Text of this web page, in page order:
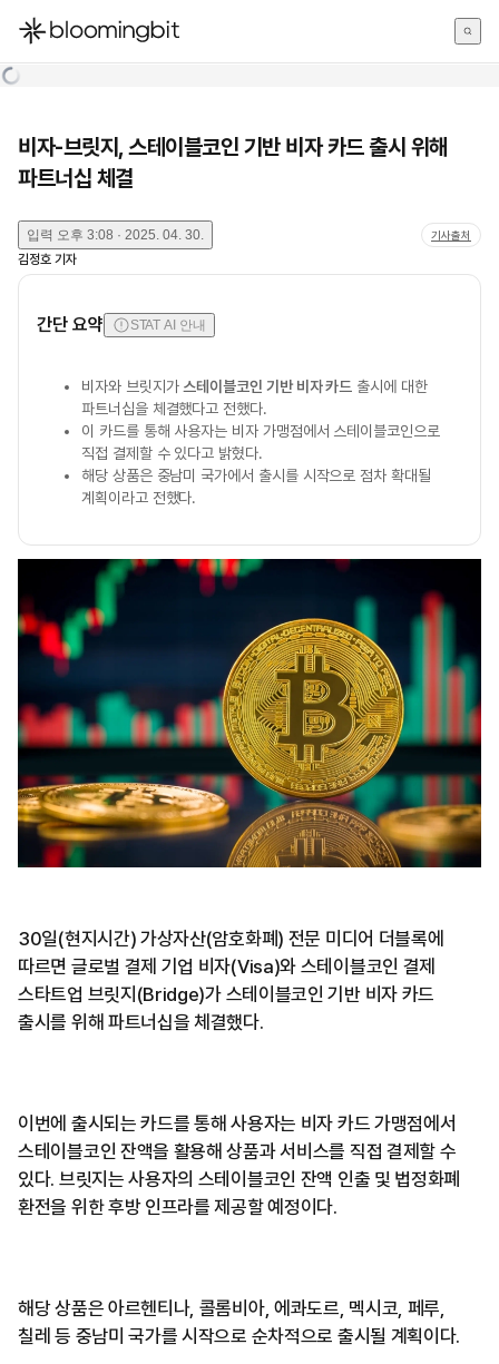
한국어
비자-브릿지, 스테이블코인 기반 비자 카드 출시 위해
파트너십 체결
입력 오후 3:08 · 2025. 04. 30. 기사출처
김정호 기자
간단 요약 STAT AI 안내
비자와 브릿지가 스테이블코인 기반 비자 카드 출시에 대한
파트너십을 체결했다고 전했다.
이 카드를 통해 사용자는 비자 가맹점에서 스테이블코인으로
직접 결제할 수 있다고 밝혔다.
해당 상품은 중남미 국가에서 출시를 시작으로 점차 확대될
계획이라고 전했다.
30일(현지시간) 가상자산(암호화폐) 전문 미디어 더블록에
따르면 글로벌 결제 기업 비자(Visa)와 스테이블코인 결제
스타트업 브릿지(Bridge)가 스테이블코인 기반 비자 카드
출시를 위해 파트너십을 체결했다.
이번에 출시되는 카드를 통해 사용자는 비자 카드 가맹점에서
스테이블코인 잔액을 활용해 상품과 서비스를 직접 결제할 수
있다. 브릿지는 사용자의 스테이블코인 잔액 인출 및 법정화폐
환전을 위한 후방 인프라를 제공할 예정이다.
해당 상품은 아르헨티나, 콜롬비아, 에콰도르, 멕시코, 페루,
칠레 등 중남미 국가를 시작으로 순차적으로 출시될 계획이다.